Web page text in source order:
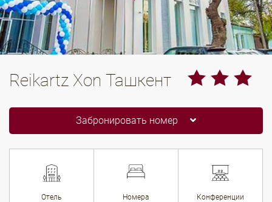
Reikartz Xon Ташкент
Забронировать номер
Отель Номера Конференции